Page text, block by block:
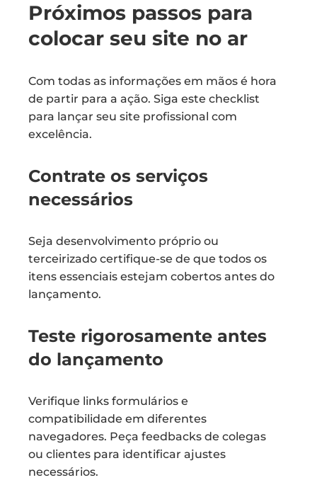
Próximos passos para
colocar seu site no ar
Com todas as informações em mãos é hora
de partir para a ação. Siga este checklist
para lançar seu site profissional com
excelência.
Contrate os serviços
necessários
Seja desenvolvimento próprio ou
terceirizado certifique-se de que todos os
itens essenciais estejam cobertos antes do
lançamento.
Teste rigorosamente antes
do lançamento
Verifique links formulários e
compatibilidade em diferentes
navegadores. Peça feedbacks de colegas
ou clientes para identificar ajustes
necessários.